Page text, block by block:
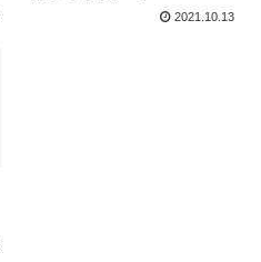
2021.10.13